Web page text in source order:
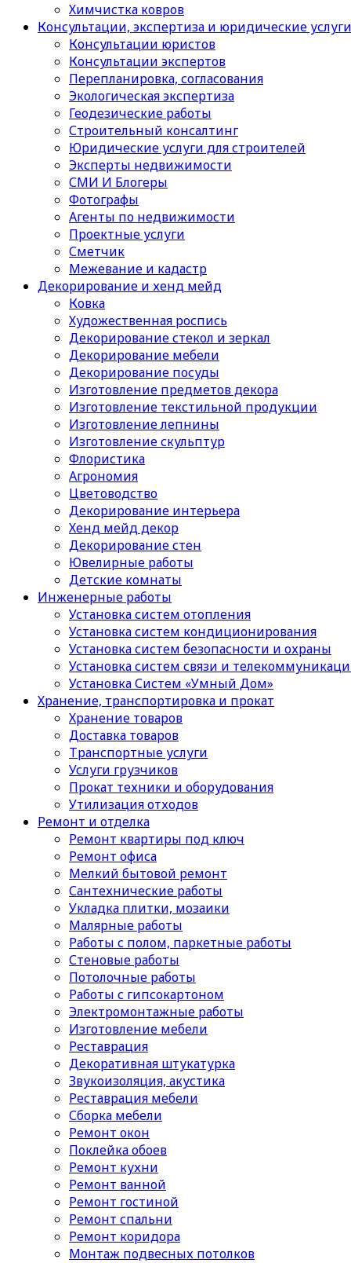
Химчистка ковров
Консультации, экспертиза и юридические услуги
Консультации юристов
Консультации экспертов
Перепланировка, согласования
Экологическая экспертиза
Геодезические работы
Строительный консалтинг
Юридические услуги для строителей
Эксперты недвижимости
СМИ И Блогеры
Фотографы
Агенты по недвижимости
Проектные услуги
Сметчик
Межевание и кадастр
Декорирование и хенд мейд
Ковка
Художественная роспись
Декорирование стекол и зеркал
Декорирование мебели
Декорирование посуды
Изготовление предметов декора
Изготовление текстильной продукции
Изготовление лепнины
Изготовление скульптур
Флористика
Агрономия
Цветоводство
Декорирование интерьера
Хенд мейд декор
Декорирование стен
Ювелирные работы
Детские комнаты
Инженерные работы
Установка систем отопления
Установка систем кондиционирования
Установка систем безопасности и охраны
Установка систем связи и
Установка Систем «Умный Дом»
Хранение, транспортировка и прокат
Хранение товаров
Доставка товаров
Транспортные услуги
Услуги грузчиков
Прокат техники и оборудования
Утилизация отходов
Ремонт и отделка
Ремонт квартиры под ключ
Ремонт офиса
Мелкий бытовой ремонт
Сантехнические работы
Укладка плитки, мозаики
Малярные работы
Работы с полом, паркетные работы
Стеновые работы
Потолочные работы
Работы с гипсокартоном
Электромонтажные работы
Изготовление мебели
Реставрация
Декоративная штукатурка
Звукоизоляция, акустика
Реставрация мебели
Сборка мебели
Ремонт окон
Поклейка обоев
Ремонт кухни
Ремонт ванной
Ремонт гостиной
Ремонт спальни
Ремонт коридора
Монтаж подвесных потолков